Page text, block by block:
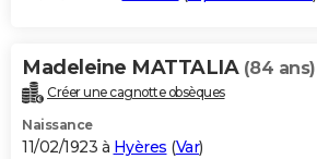
Madeleine MATTALIA (84 ans)
Créer une cagnotte obsèques
Naissance
11/02/1923 à Hyères (Var)